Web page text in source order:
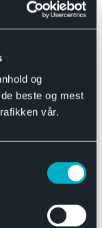
og
beste og mest
vår.